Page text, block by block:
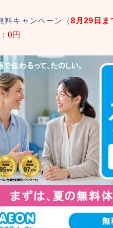
料キャンペーン（8月29日ま
0円